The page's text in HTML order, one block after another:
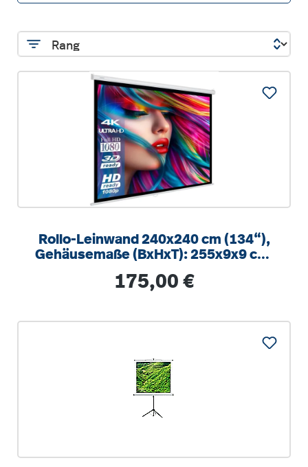
Rollo-Leinwand 240x240 cm (134“),
Gehäusemaße (BxHxT): 255x9x9 cm,
Regulärer Preis:
175,00 €